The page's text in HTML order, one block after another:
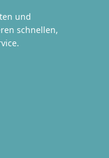
und
schnellen,